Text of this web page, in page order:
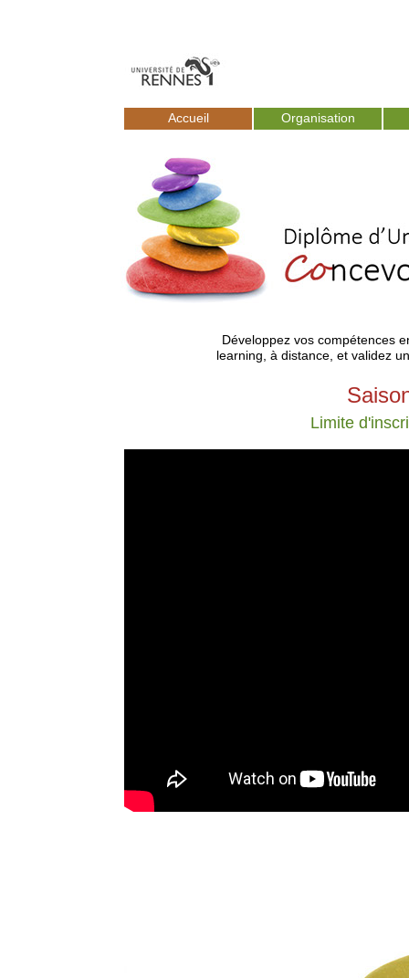
Accueil Organisation
Développez vos compétences
learning, à distance, et validez
Limite